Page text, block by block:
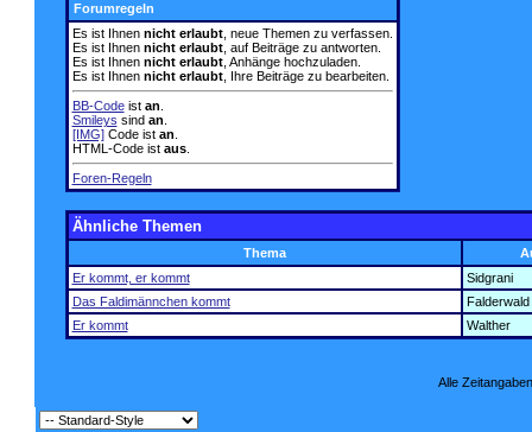
Forumregeln
Es ist Ihnen nicht erlaubt, neue Themen zu verfassen.
Es ist Ihnen nicht erlaubt, auf Beiträge zu antworten.
Es ist Ihnen nicht erlaubt, Anhänge hochzuladen.
Es ist Ihnen nicht erlaubt, Ihre Beiträge zu bearbeiten.
BB-Codeist an
Smileys sind an
[IMG]Code ist an
HTML-Code ist aus.
Foren-Regeln
Ähnliche Themen
Thema
Er kommt, er kommt
Sidgrani
Das Faldimännchen kommt
Falderwald
Er kommt
Walther
Alle